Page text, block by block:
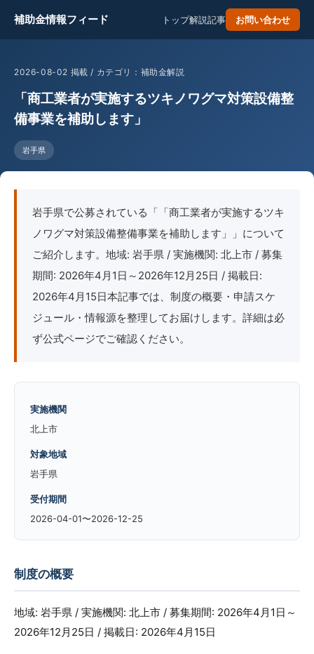
補助金情報フィード トップ解説記事 お問い合わせ
2026-08-02 掲載 / カテゴリ：補助金解説
「商工業者が実施するツキノワグマ対策設備整
備事業を補助します」
岩手県
岩手県で公募されている「「商工業者が実施するツキ
ノワグマ対策設備整備事業を補助します」」について
ご紹介します。地域: 岩手県 / 実施機関: 北上市 / 募集
期間: 2026年4月1日～2026年12月25日 / 掲載日:
2026年4月15日本記事では、制度の概要・申請スケ
ジュール・情報源を整理してお届けします。詳細は必
ず公式ページでご確認ください。
実施機関
北上市
対象地域
岩手県
受付期間
2026-04-01〜2026-12-25
制度の概要
地域: 岩手県 / 実施機関: 北上市 / 募集期間: 2026年4月1日～
2026年12月25日 / 掲載日: 2026年4月15日